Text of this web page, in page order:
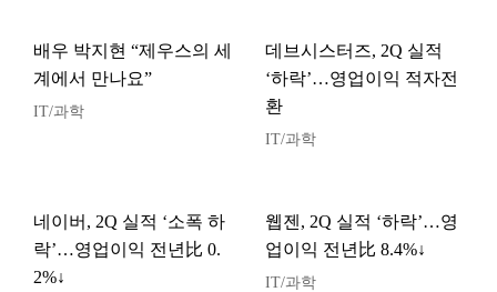
배우 박지현 “제우스의 세
계에서 만나요”
IT/과학
데브시스터즈, 2Q 실적
‘하락’…영업이익 적자전
환
IT/과학
네이버, 2Q 실적 ‘소폭 하
락’…영업이익 전년比 0.
2%↓
웹젠, 2Q 실적 ‘하락’…영
업이익 전년比 8.4%↓
IT/과학